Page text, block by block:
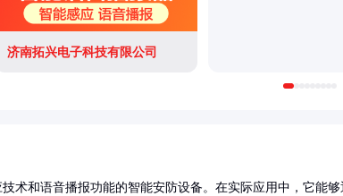
济南拓兴电子科技有限公司
术和语音播报功能的智能安防设备。在实际应用中，它能